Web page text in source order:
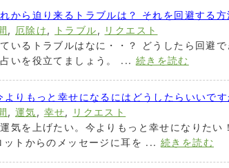
れから迫り来るトラブルは？ それを回避する
, 厄除け, トラブル, リクエスト
いるトラブルはなに・・？ どうしたら回避
いを役立てましょう。 ... 続きを読む
よりもっと幸せになるにはどうしたらいいです
,運気, 幸せ,
リクエスト
気を上げたい。今よりもっと幸せになりたい
ットからのメッセージに耳を ... 続きを読む